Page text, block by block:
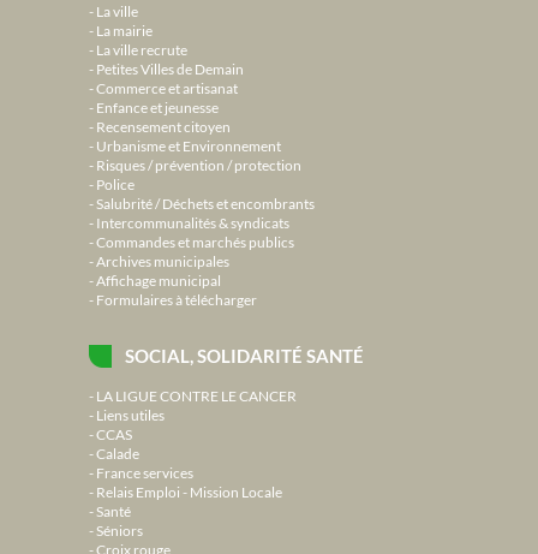
La ville
La mairie
La ville recrute
Petites Villes de Demain
Commerce et artisanat
Enfance et jeunesse
Recensement citoyen
Urbanisme et Environnement
Risques / prévention / protection
Police
Salubrité / Déchets et encombrants
Intercommunalités & syndicats
Commandes et marchés publics
Archives municipales
Affichage municipal
Formulaires à télécharger
SOCIAL, SOLIDARITÉ SANTÉ
LA LIGUE CONTRE LE CANCER
Liens utiles
CCAS
Calade
France services
Relais Emploi - Mission Locale
Santé
Séniors
Croix rouge